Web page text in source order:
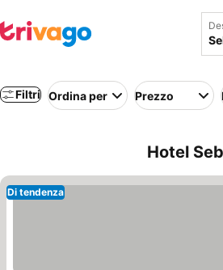
Filtri Ordina per Prezzo
Hotel
Di tendenza